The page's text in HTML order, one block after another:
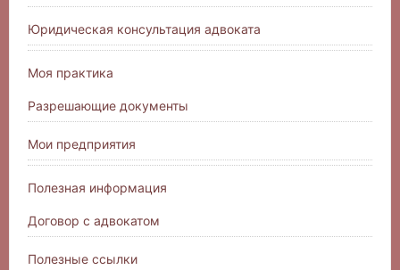
Юридическая консультация адвоката
Моя практика
Разрешающие документы
Мои предприятия
Полезная информация
Договор с адвокатом
Полезные ссылки